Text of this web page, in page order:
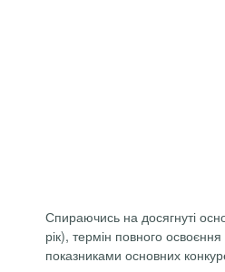
Спираючись на досягнуті
рік), термін повного
показниками основних